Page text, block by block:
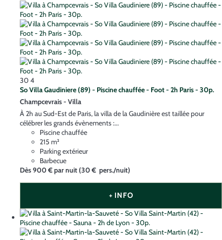
30 4
So Villa Gaudiniere (89) - Piscine chauffée - Foot - 2h Paris - 30p.
Champcevrais - Villa
À 2h au Sud-Est de Paris, la villa de la Gaudinière est taillée pour
célébrer les grands évènements :...
Piscine chauffée
215 m²
Parking extérieur
Barbecue
Dès900 €par nuit(30 € pers./nuit)
+ INFO